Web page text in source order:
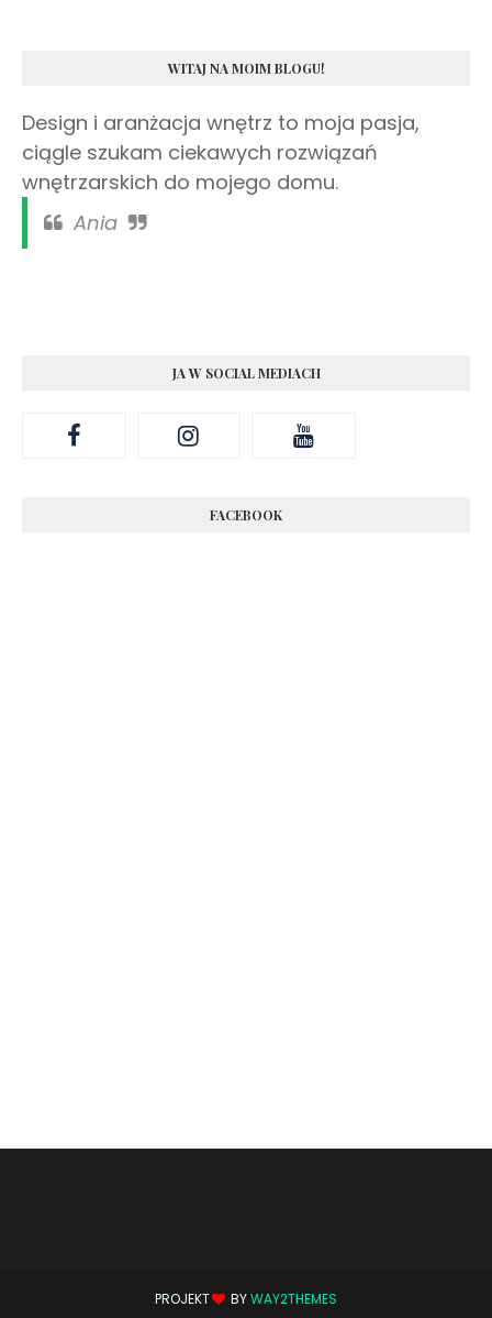
WITAJ NA MOIM BLOGU!
Design i aranżacja wnętrz to moja pasja,
ciągle szukam ciekawych rozwiązań
wnętrzarskich do mojego domu.
Ania
JA W SOCIAL MEDIACH
FACEBOOK
PROJEKT BYWAY2THEMES